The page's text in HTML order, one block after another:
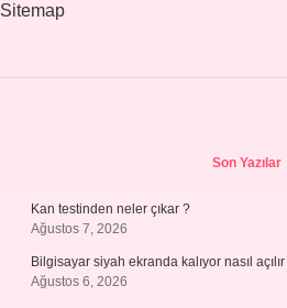
Sitemap
Son Yazılar
Kan testinden neler çıkar ?
Ağustos 7, 2026
Bilgisayar siyah ekranda kalıyor nasıl
Ağustos 6, 2026